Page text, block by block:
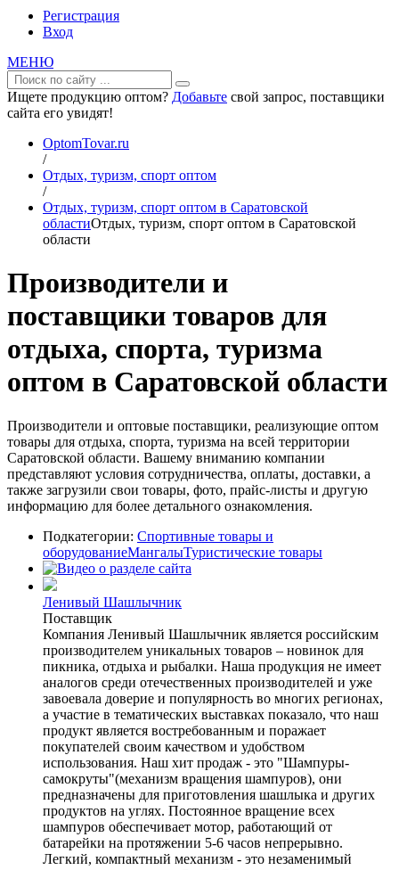
Регистрация
Вход
МЕНЮ
Ищете продукцию оптом? Добавьте свой запрос, поставщики
сайта его увидят!
OptomTovar.ru
/
Отдых, туризм, спорт оптом
/
Отдых, туризм, спорт оптом в Саратовской
областиОтдых, туризм, спорт оптом в Саратовской
области
Производители и
поставщики товаров для
отдыха, спорта, туризма
оптом в Саратовской области
Производители и оптовые поставщики, реализующие оптом
товары для отдыха, спорта, туризма на всей территории
Саратовской области. Вашему вниманию компании
представляют условия сотрудничества, оплаты, доставки, а
также загрузили свои товары, фото, прайс-листы и другую
информацию для более детального ознакомления.
Подкатегории: Спортивные товары и
оборудованиеМангалыТуристические товары
Ленивый Шашлычник
Поставщик
Компания Ленивый Шашлычник является российским
производителем уникальных товаров – новинок для
пикника, отдыха и рыбалки. Наша продукция не имеет
аналогов среди отечественных производителей и уже
завоевала доверие и популярность во многих регионах,
а участие в тематических выставках показало, что наш
продукт является востребованным и поражает
покупателей своим качеством и удобством
использования. Наш хит продаж - это "Шампуры-
самокруты"(механизм вращения шампуров), они
предназначены для приготовления шашлыка и других
продуктов на углях. Постоянное вращение всех
шампуров обеспечивает мотор, работающий от
батарейки на протяжении 5-6 часов непрерывно.
Легкий, компактный механизм - это незаменимый